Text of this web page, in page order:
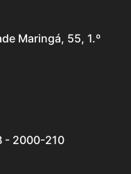
Maringá, 55, 1.º
- 2000-210